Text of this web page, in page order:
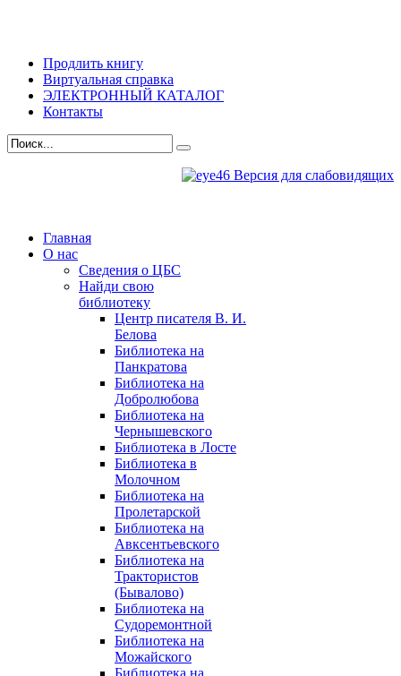
Продлить книгу
Виртуальная справка
ЭЛЕКТРОННЫЙ КАТАЛОГ
Контакты
Версия для слабовидящих
Главная
О нас
Сведения о ЦБС
Найди свою
библиотеку
Центр писателя В. И.
Белова
Библиотека на
Панкратова
Библиотека на
Добролюбова
Библиотека на
Чернышевского
Библиотека в Лосте
Библиотека в
Молочном
Библиотека на
Пролетарской
Библиотека на
Авксентьевского
Библиотека на
Трактористов
(Бывалово)
Библиотека на
Судоремонтной
Библиотека на
Можайского
Библиотека на